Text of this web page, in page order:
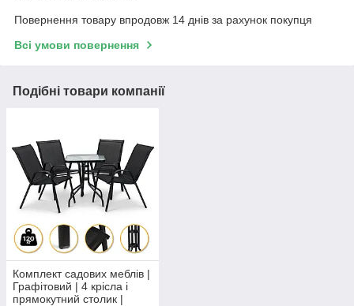
Повернення товару впродовж 14 днів за рахунок покупця
Всі умови повернення
Подібні товари компанії
Комплект садових меблів |
Графітовий | 4 крісла і
прямокутний столик |